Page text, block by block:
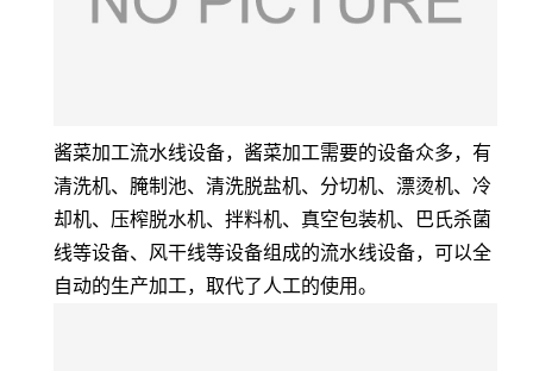
酱菜加工流水线设备，酱菜加工需要的设备众多，有
清洗机、腌制池、清洗脱盐机、分切机、漂烫机、冷
却机、压榨脱水机、拌料机、真空包装机、巴氏杀菌
线等设备、风干线等设备组成的流水线设备，可以全
自动的生产加工，取代了人工的使用。